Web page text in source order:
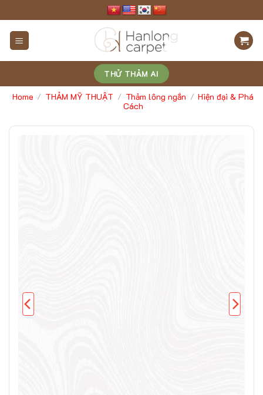
to
content
THỬ THẢM AI
Home / THẢM MỸ THUẬT / Thảm lông ngắn / Hiện đại & Phá
Cách